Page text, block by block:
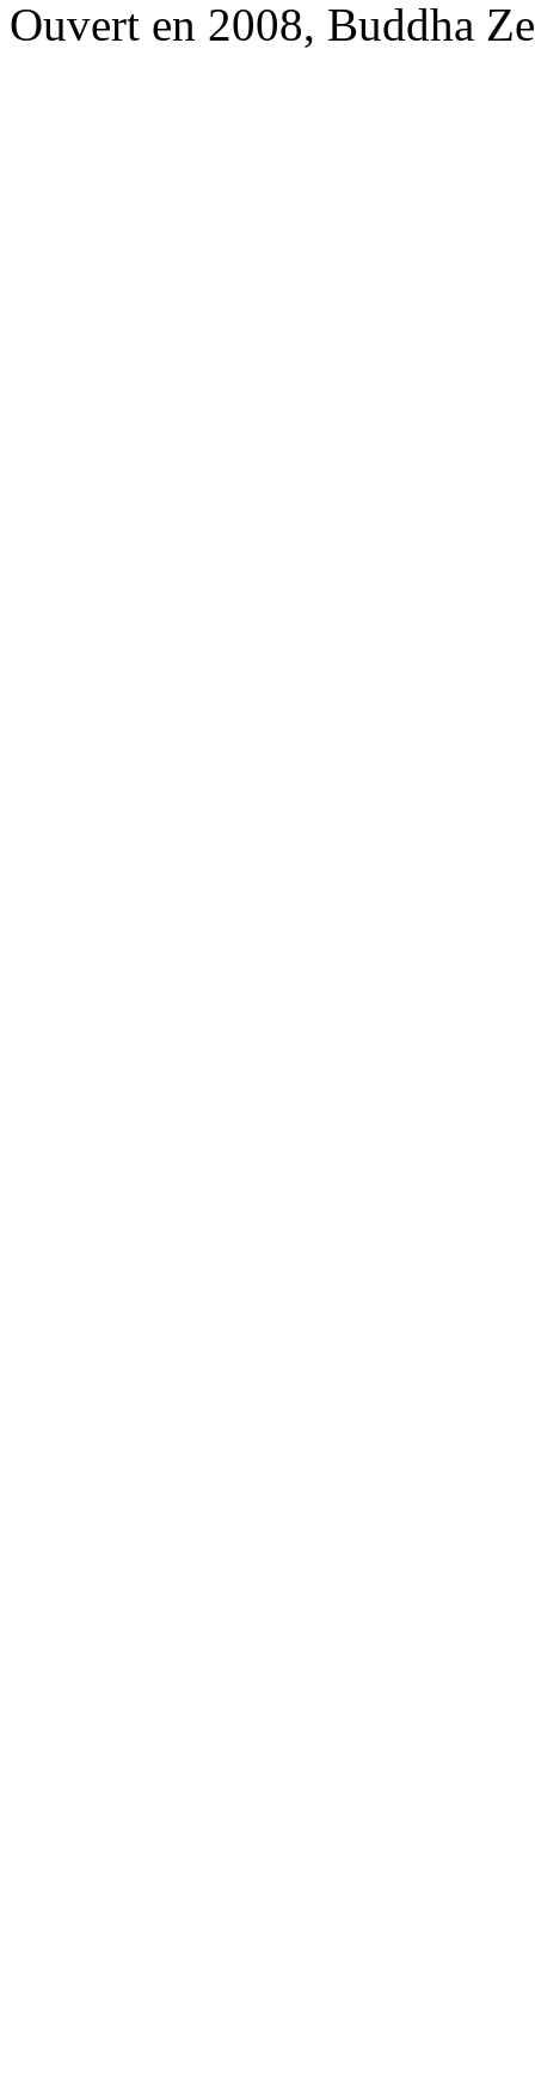
Ouvert en 2008, Buddha